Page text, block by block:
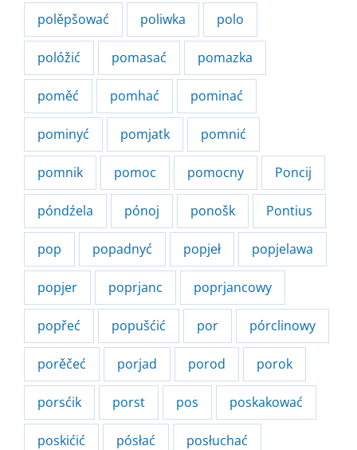
polěpšować poliwka polo
polóžić pomasać pomazka
poměć pomhać pominać
pominyć pomjatk pomnić
pomnik pomoc pomocny Poncij
póndźela pónoj ponošk Pontius
pop popadnyć popjeł popjelawa
popjer poprjanc poprjancowy
popřeć popušćić por pórclinowy
porěčeć porjad porod porok
porsćik porst pos poskakować
poskićić pósłać posłuchać